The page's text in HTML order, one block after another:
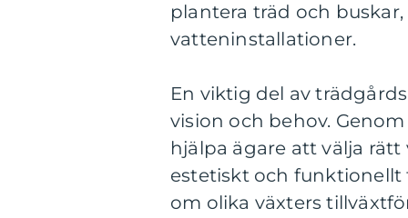
plantera träd och
vatteninstallationer.
En viktig del av
vision och behov.
hjälpa ägare att välja
estetiskt och funktionellt
om olika växters